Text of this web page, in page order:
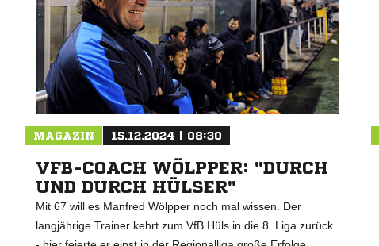
MAGAZIN 15.12.2024 | 08:30
VFB-COACH WÖLPPER: "DURCH
UND DURCH HÜLSER"
Mit 67 will es Manfred Wölpper noch mal wissen. Der
langjährige Trainer kehrt zum VfB Hüls in die 8. Liga zurück